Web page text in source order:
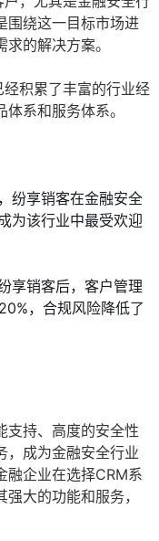
围绕这一目标市场进
的解决方案。
积累了丰富的行业经
系和服务体系。
纷享销客在金融安全
为该行业中最受欢迎
享销客后，客户管理
，合规风险降低了
支持、高度的安全性
，成为金融安全行业
融企业在选择CRM系
大的功能和服务，